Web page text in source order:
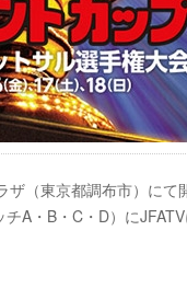
（東京都調布市）に
A・B・C・D）に